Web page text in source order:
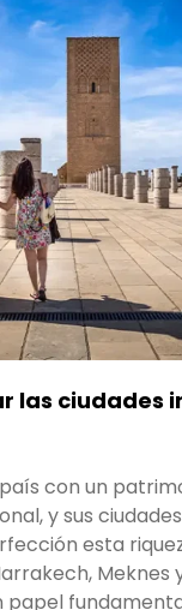
las ciudades
con un
y sus
esta
Meknes
papel